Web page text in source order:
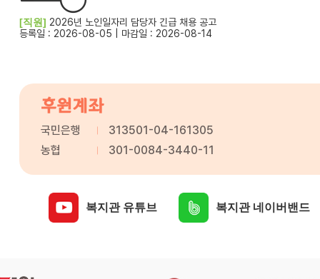
[직원] 2026년 노인일자리 담당자 긴급 채용 공고
등록일 : 2026-08-05 | 마감일 : 2026-08-14
후원계좌
국민은행
313501-04-161305
농협
301-0084-3440-11
복지관 유튜브 복지관 네이버밴드